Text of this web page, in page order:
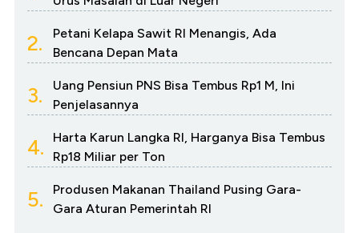
2.
Petani Kelapa Sawit RI Menangis, Ada
Bencana Depan Mata
3.
Uang Pensiun PNS Bisa Tembus Rp1 M, Ini
Penjelasannya
4.
Harta Karun Langka RI, Harganya Bisa Tembus
Rp18 Miliar per Ton
5.
Produsen Makanan Thailand Pusing Gara-
Gara Aturan Pemerintah RI